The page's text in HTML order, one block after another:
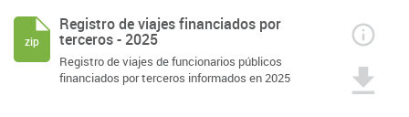
Registro de viajes financiados por
terceros - 2025
Registro de viajes de funcionarios públicos
financiados por terceros informados en 2025
zip